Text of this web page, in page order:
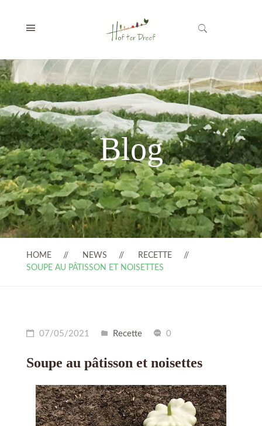
Blog
HOME NEWS
RECETTE
SOUPE AU PÂTISSON ET NOISETTES
07/05/2021 Recette 0
Soupe au pâtisson et noisettes